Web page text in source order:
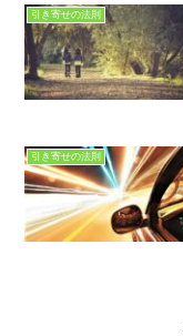
引き寄せの法則
引き寄せの法則